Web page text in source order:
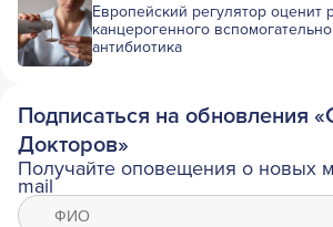
Европейский регулятор оценит
канцерогенного
антибиотика
Подписаться на обновления
Докторов»
Получайте оповещения о новых
mail